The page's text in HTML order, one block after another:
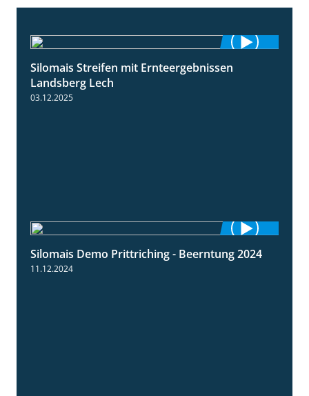
11:01
Silomais Streifen mit Ernteergebnissen
Landsberg Lech
03.12.2025
12:28
Silomais Demo Prittriching - Beerntung 2024
11.12.2024